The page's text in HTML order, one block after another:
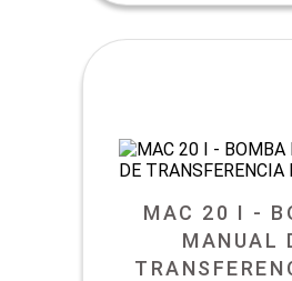
MAC 20 I -
MANUAL